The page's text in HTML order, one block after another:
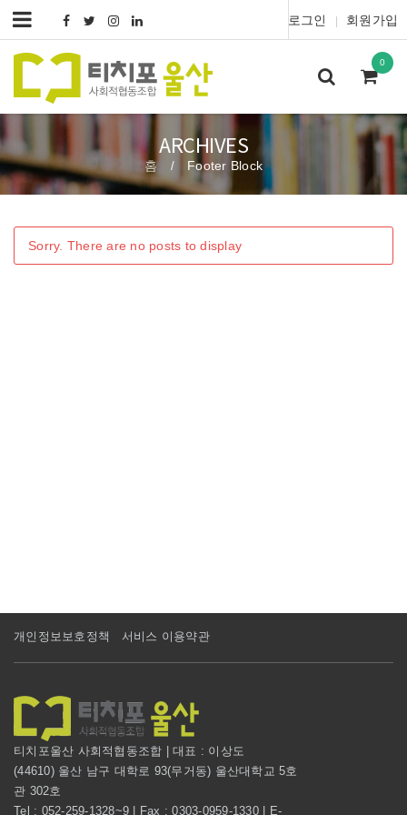
로그인 회원가입
0
ARCHIVES
홈 / Footer Block
Sorry. There are no posts to display
개인정보보호정책 서비스 이용약관
티치포울산 사회적협동조합 | 대표 : 이상도
(44610) 울산 남구 대학로 93(무거동) 울산대학교 5호
관 302호
Tel : 052-259-1328~9 | Fax : 0303-0959-1330 | E-